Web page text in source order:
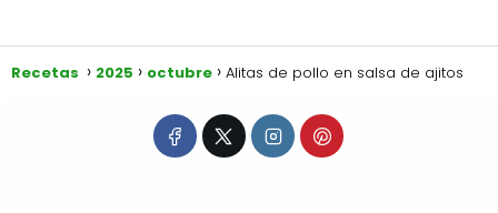
Recetas 2025 octubre Alitas de pollo en salsa de ajitos